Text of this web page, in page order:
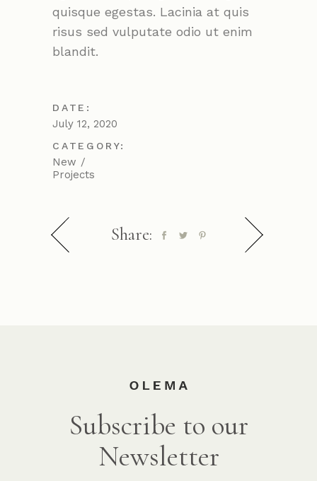
quisque egestas. Lacinia at quis
risus sed vulputate odio ut enim
blandit.
DATE:
July 12, 2020
CATEGORY:
New
Projects
Share:
Subscribe to our
Newsletter